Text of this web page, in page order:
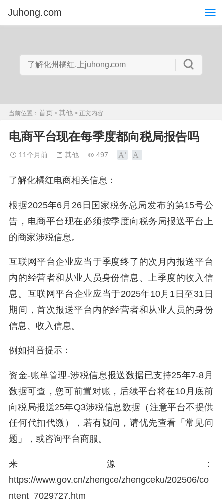
Juhong.com
当前位置： 首页 > 其他 > 正文内容
电商平台现在每季度都向税局报告吗
11个月前 其他 497
了解化橘红电商相关信息：
根据2025年6月26日国家税务总局发布的第15号公
告，电商平台现在必须按季度向税务局报送平台上
的商家涉税信息。
互联网平台企业应当于季度终了的次月内报送平台
内的经营者和从业人员身份信息、上季度的收入信
息。互联网平台企业应当于2025年10月1日至31日
期间，首次报送平台内的经营者和从业人员的身份
信息、收入信息。
例如抖音提示：
资金-账单管理-涉税信息报送数据已支持25年7-8月
数据可查，您可前置对账，后续平台将在10月底前
向税局报送25年Q3涉税信息数据（注意平台不提供
任何代扣代缴），若有疑问，请优先查看「常见问
题」，或咨询平台商服。
来源：
https://www.gov.cn/zhengce/zhengceku/202506/co
ntent_7029727.htm